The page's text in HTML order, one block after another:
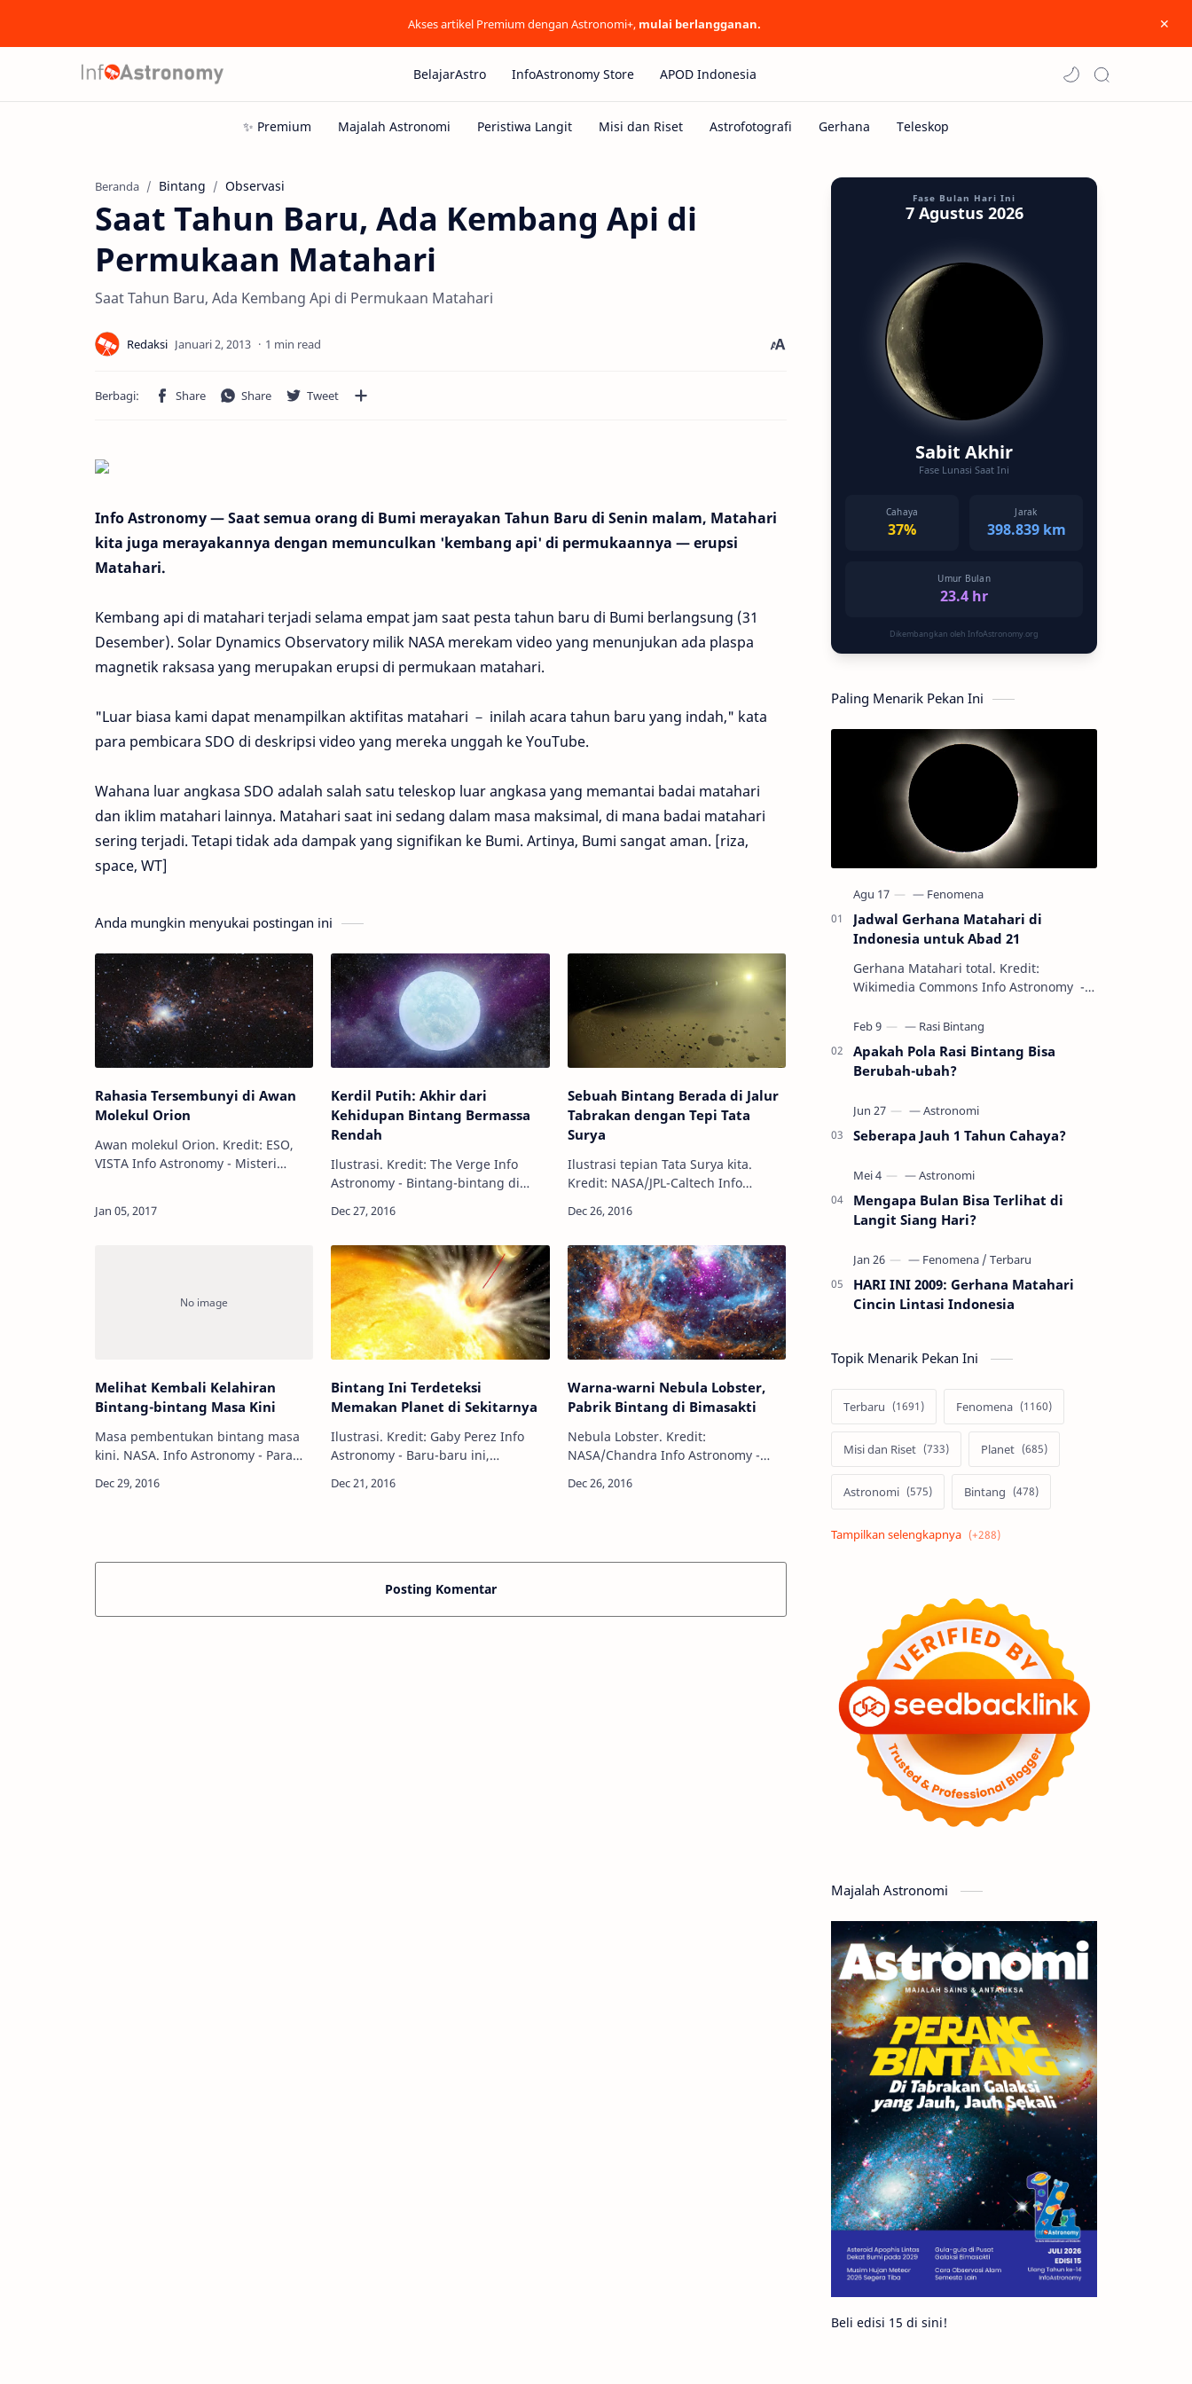
Akses artikel Premium dengan Astronomi+, mulai berlangganan.
BelajarAstro InfoAstronomy Store APOD Indonesia
Beranda Bintang Observasi
Saat Tahun Baru, Ada Kembang Api di
Permukaan Matahari
Saat Tahun Baru, Ada Kembang Api di Permukaan Matahari
1 min read
Info Astronomy — Saat semua orang di Bumi merayakan Tahun Baru di Senin malam, Matahari
kita juga merayakannya dengan memunculkan 'kembang api' di permukaannya — erupsi
Matahari.
Kembang api di matahari terjadi selama empat jam saat pesta tahun baru di Bumi berlangsung (31
Desember). Solar Dynamics Observatory milik NASA merekam video yang menunjukan ada plaspa
magnetik raksasa yang merupakan erupsi di permukaan matahari.
"Luar biasa kami dapat menampilkan aktifitas matahari － inilah acara tahun baru yang indah," kata
para pembicara SDO di deskripsi video yang mereka unggah ke YouTube.
Wahana luar angkasa SDO adalah salah satu teleskop luar angkasa yang memantai badai matahari
dan iklim matahari lainnya. Matahari saat ini sedang dalam masa maksimal, di mana badai matahari
sering terjadi. Tetapi tidak ada dampak yang signifikan ke Bumi. Artinya, Bumi sangat aman. [riza,
space, WT]
Anda mungkin menyukai postingan ini
Rahasia Tersembunyi di Awan
Molekul Orion
Awan molekul Orion. Kredit: ESO,
VISTA Info Astronomy - Misteri
dan tidak biasa, terkadang misteri
Kerdil Putih: Akhir dari
Kehidupan Bintang Bermassa
Rendah
Ilustrasi. Kredit: The Verge Info
Astronomy - Bintang-bintang di
dan tidak berubah. Namun
mereka akan berubah menja…
Sebuah Bintang Berada di Jalur
Tabrakan dengan Tepi Tata
Surya
Ilustrasi tepian Tata Surya kita.
Kredit: NASA/JPL-Caltech Info
mendatang, sebuah bintang akan
Surya kita, berpo…
Melihat Kembali Kelahiran
Bintang-bintang Masa Kini
Masa pembentukan bintang masa
kini. NASA. Info Astronomy - Para
melihat kembali kelahiran bintang
Bintang Ini Terdeteksi
Memakan Planet di Sekitarnya
Ilustrasi. Kredit: Gaby Perez Info
Astronomy - Baru-baru ini,
menemukan dua kandidat planet
Warna-warni Nebula Lobster,
Pabrik Bintang di Bimasakti
Nebula Lobster. Kredit:
NASA/Chandra Info Astronomy -
Scorpius, terdapat sebuah nebula
Posting Komentar
Fase Bulan Hari Ini
7 Agustus 2026
Sabit Akhir
Fase Lunasi Saat Ini
Cahaya
37%
Jarak
398.839 km
Umur Bulan
23.4 hr
Dikembangkan oleh InfoAstronomy.org
Paling Menarik Pekan Ini
Jadwal Gerhana Matahari di
Indonesia untuk Abad 21
Gerhana Matahari total. Kredit:
Wikimedia Commons Info Astronomy -
gerhana Matahari akan terjadi sebanyak
22…
Apakah Pola Rasi Bintang Bisa
Berubah-ubah?
Seberapa Jauh 1 Tahun Cahaya?
Mengapa Bulan Bisa Terlihat di
Langit Siang Hari?
HARI INI 2009: Gerhana Matahari
Cincin Lintasi Indonesia
Topik Menarik Pekan Ini
Terbaru Fenomena
Misi dan Riset Planet
Astronomi Bintang
Alam semesta Galaksi
Tata Surya
Hype Astronot
Asteroid Observasi
Premium Komet
Penelitian
Satelit
Aurora Supernova
Nebula Sponsored
Matahari Mars
Planet Katai Featured
GMT 2016 History
Hoax Bima Sakti
Meteor Gerhana
Komet ISON Jupiter
Planet Kerdil Bumi
Pengetahuan Berita
Majalah Astronomi
Beli edisi 15 di sini!